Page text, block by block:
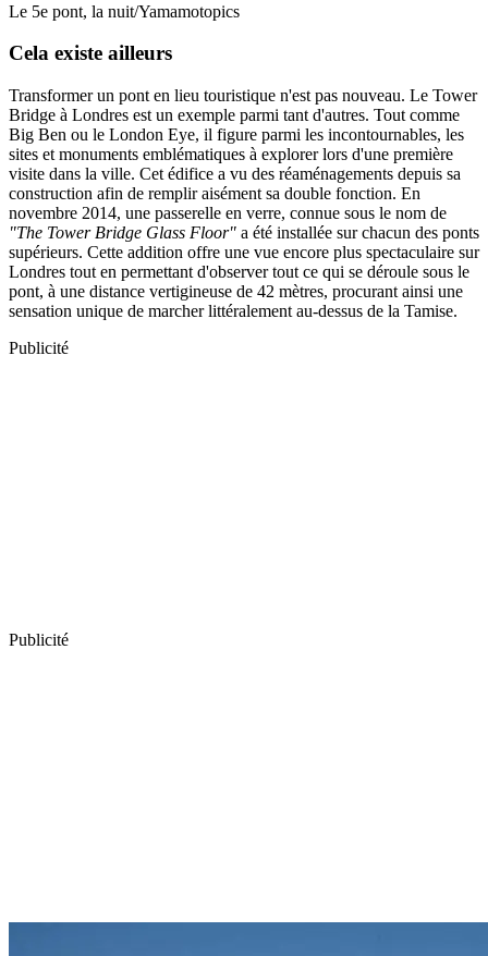
Le 5e pont, la nuit/Yamamotopics
Cela existe ailleurs
Transformer un pont en lieu touristique n'est pas nouveau. Le Tower
Bridge à Londres est un exemple parmi tant d'autres. Tout comme
Big Ben ou le London Eye, il figure parmi les incontournables, les
sites et monuments emblématiques à explorer lors d'une première
visite dans la ville. Cet édifice a vu des réaménagements depuis sa
construction afin de remplir aisément sa double fonction. En
novembre 2014, une passerelle en verre, connue sous le nom de
"The Tower Bridge Glass Floor" a été installée sur chacun des ponts
supérieurs. Cette addition offre une vue encore plus spectaculaire sur
Londres tout en permettant d'observer tout ce qui se déroule sous le
pont, à une distance vertigineuse de 42 mètres, procurant ainsi une
sensation unique de marcher littéralement au-dessus de la Tamise.
Publicité
Publicité